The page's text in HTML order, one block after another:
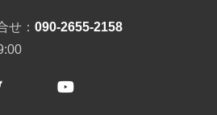
せ： 090-2655-2158